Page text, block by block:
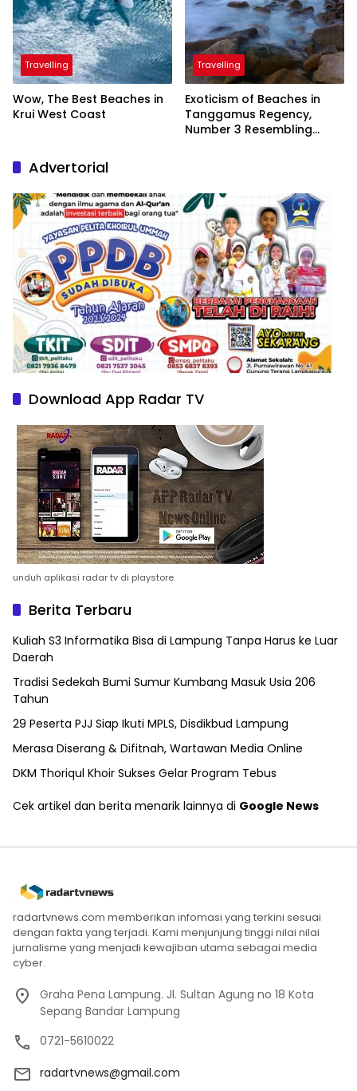
Travelling
Wow, The Best Beaches in
Krui West Coast
Travelling
Exoticism of Beaches in
Tanggamus Regency,
Number 3 Resembling
Advertorial
Download App Radar TV
unduh aplikasi radar tv di playstore
Berita Terbaru
Kuliah S3 Informatika Bisa di Lampung Tanpa Harus ke Luar
Daerah
Tradisi Sedekah Bumi Sumur Kumbang Masuk Usia 206
Tahun
29 Peserta PJJ Siap Ikuti MPLS, Disdikbud Lampung
Merasa Diserang & Difitnah, Wartawan Media Online
DKM Thoriqul Khoir Sukses Gelar Program Tebus
Cek artikel dan berita menarik lainnya di Google News
radartvnews.com memberikan infomasi yang terkini sesuai
dengan fakta yang terjadi. Kami menjunjung tinggi nilai nilai
jurnalisme yang menjadi kewajiban utama sebagai media
cyber.
Graha Pena Lampung. Jl. Sultan Agung no 18 Kota
Sepang Bandar Lampung
0721-5610022
radartvnews@gmail.com